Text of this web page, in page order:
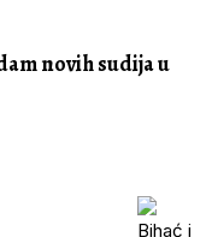
novih sudija u